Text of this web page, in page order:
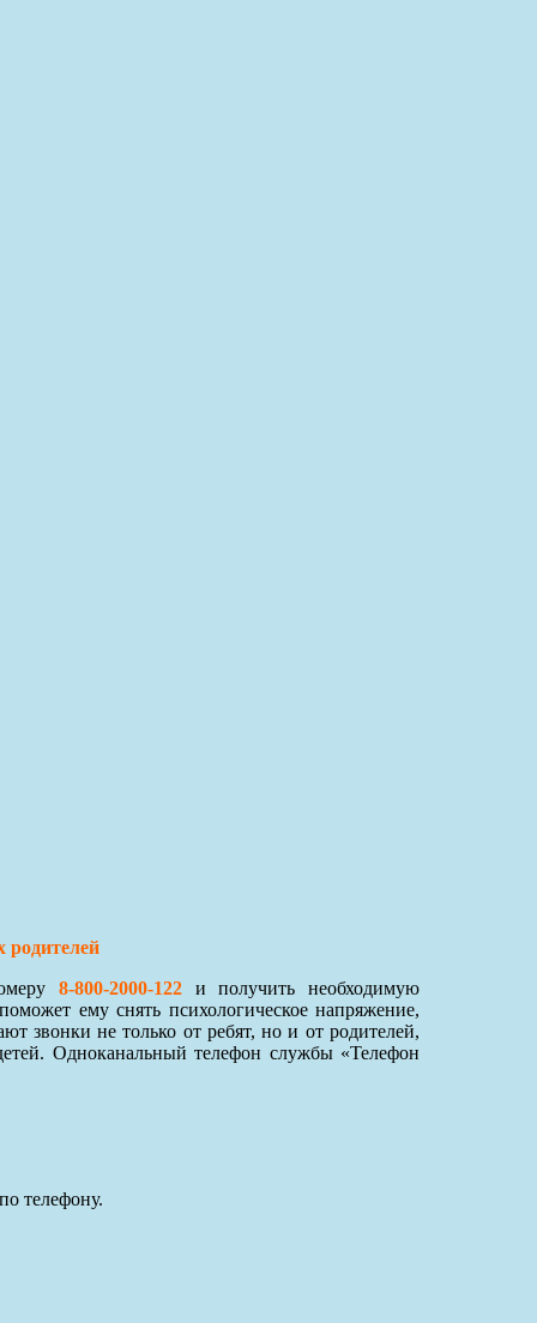
родителей
8-800-2000-122и получить необходимую
ему снять психологическое напряжение,
звонки не только от ребят, но и от родителей,
Одноканальный телефон службы «Телефон
телефону.